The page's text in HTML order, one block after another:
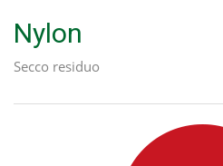
Nylon
Secco residuo